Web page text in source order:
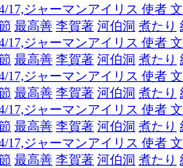
17,ジャーマンアイリス 使者
最高善 李賀著 河伯洞 煮たり
17,ジャーマンアイリス 使者
最高善 李賀著 河伯洞 煮たり
17,ジャーマンアイリス 使者
最高善 李賀著 河伯洞 煮たり
17,ジャーマンアイリス 使者
最高善 李賀著 河伯洞 煮たり
17,ジャーマンアイリス 使者
最高善 李賀著 河伯洞 煮たり